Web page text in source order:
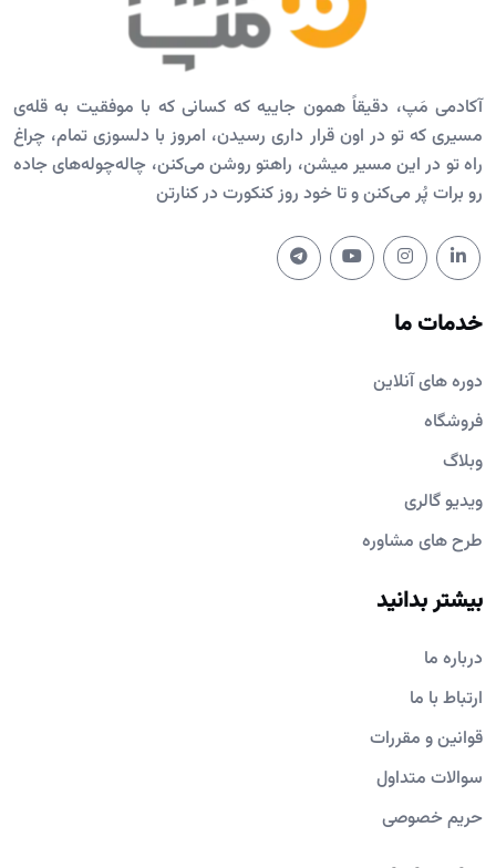
آکادمی مَپ، دقیقاً همون جاییه که کسانی که با موفقیت به قله‌ی
مسیری که تو در اون قرار داری رسیدن، امروز با دلسوزی تمام، چراغ
راه تو در این مسیر میشن، راهتو روشن می‌کنن، چاله‌چوله‌های جاده
رو برات پُر می‌کنن و تا خود روز کنکورت در کنارتن
خدمات ما
دوره های آنلاین
فروشگاه
وبلاگ
ویدیو گالری
طرح های مشاوره
بیشتر بدانید
درباره ما
ارتباط با ما
قوانین و مقررات
سوالات متداول
حریم خصوصی